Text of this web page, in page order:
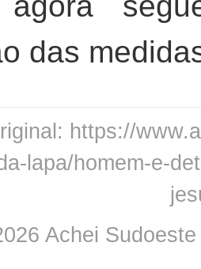
das
https://
lapa/homem-e-
Achei